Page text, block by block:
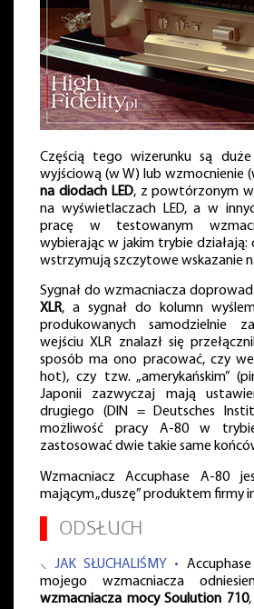
Częścią tego wizerunku są
wyjściową (w W) lub wzmocnienie
na diodach LED, z powtórzonym
na wyświetlaczach LED, a w
pracę w testowanym
wybierając w jakim trybie
wstrzymują szczytowe wskazanie
Sygnał do wzmacniacza
XLR, a sygnał do kolumn
produkowanych samodzielnie
wejściu XLR znalazł się
sposób ma ono pracować, czy
hot), czy tzw. „amerykańskim”
Japonii zazwyczaj mają
drugiego (DIN = Deutsches
możliwość pracy A-80 w
zastosować dwie takie same
Wzmacniacz Accuphase A-80
mającym „duszę” produktem firmy
ODSŁUCH
⸜ JAK SŁUCHALIŚMY •
mojego wzmacniacza
wzmacniacza mocy Soulution 710